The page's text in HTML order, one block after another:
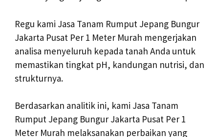
Regu kami Jasa Tanam Rumput Jepang Bungur
Jakarta Pusat Per 1 Meter Murah mengerjakan
analisa menyeluruh kepada tanah Anda untuk
memastikan tingkat pH, kandungan nutrisi, dan
strukturnya.
Berdasarkan analitik ini, kami Jasa Tanam
Rumput Jepang Bungur Jakarta Pusat Per 1
Meter Murah melaksanakan perbaikan yang